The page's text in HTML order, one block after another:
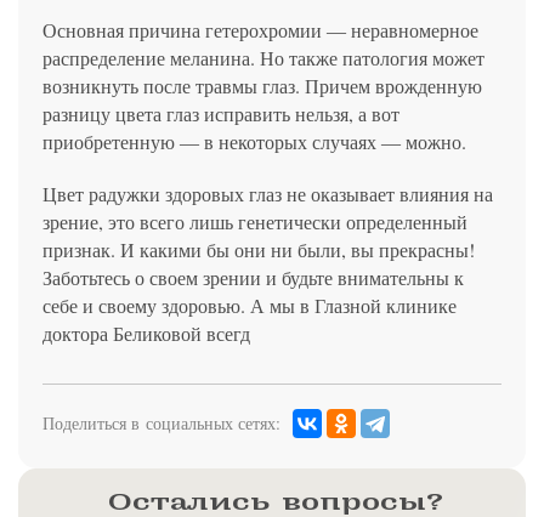
Основная причина гетерохромии ― неравномерное
распределение меланина. Но также патология может
возникнуть после травмы глаз. Причем врожденную
разницу цвета глаз исправить нельзя, а вот
приобретенную ― в некоторых случаях ― можно.
Цвет радужки здоровых глаз не оказывает влияния на
зрение, это всего лишь генетически определенный
признак. И какими бы они ни были, вы прекрасны!
Заботьтесь о своем зрении и будьте внимательны к
себе и своему здоровью. А мы в Глазной клинике
доктора Беликовой всегд
Поделиться в социальных сетях:
Остались вопросы?